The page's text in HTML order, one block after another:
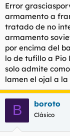
Error
armamento a
tratado de no
armamento
por encima del
lo de tufillo a Pio
solo admite
lamen el ojal a la
B boroto
Clásico